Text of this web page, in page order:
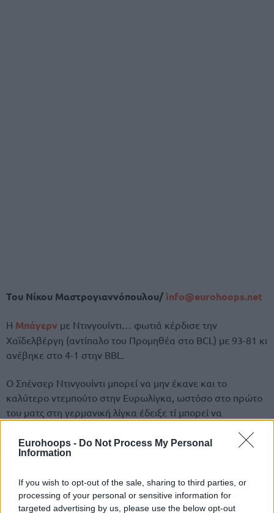
Eurohoops - Do Not Process My Personal
Information
If you wish to opt-out of the sale, sharing to third parties, or
processing of your personal or sensitive information for
targeted advertising by us, please use the below opt-out
Του Νίκου Μαστρογιαννόπουλου/ info@eurohoops.net
Η Μπάγερν με Ντινγουίντι… φωτιά κέρδισε την
Χαϊδελβέργη (αντίπαλο του Προμηθέα στο BCL) με 93-81 κι
ανέβηκε στο 4-1 στην BBL.
Ο Σπένσερ Ντινγουίντι μπορεί να μην έκανε και το
καλύτερο ντεμπούτο στην Ευρωλίγκα, ωστόσο στο πρώτο
του ματς στη γερμανική λίγκα έδειξε τί μπορεί να
Ο Αμερικανός NBAer έκανε εξαιρετικό παιχνίδι, αφού
23′ συμμετοχής), συμβάλλοντας τα μέγιστα στην τέταρτη
φετινή νίκη των γηπεδούχων.